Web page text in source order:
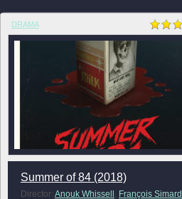
DRAMA
Summer of 84 (2018)
Director: Anouk Whissell François Simard